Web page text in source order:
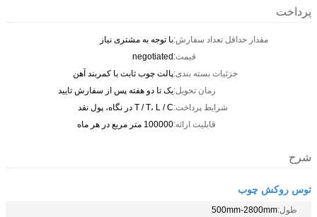
پرداخت
مقدار حداقل تعداد سفارش:با توجه به مشتری نیاز
قیمت:negotiated
جزئیات بسته بندی:پالت چوب ثابت با کمربند آهن
زمان تحویل:یک تا دو هفته پس از سفارش تایید
شرایط پرداخت:T / T، L / C در نگاه، پول نقد
قابلیت ارائه:100000 متر مربع در هر ماه
شرح
توس روکش چوب
طول:500mm-2800mm